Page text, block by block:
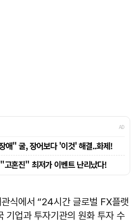
식에서 “24시간 글로벌 FX플랫
기업과 투자기관의 원화 투자 수